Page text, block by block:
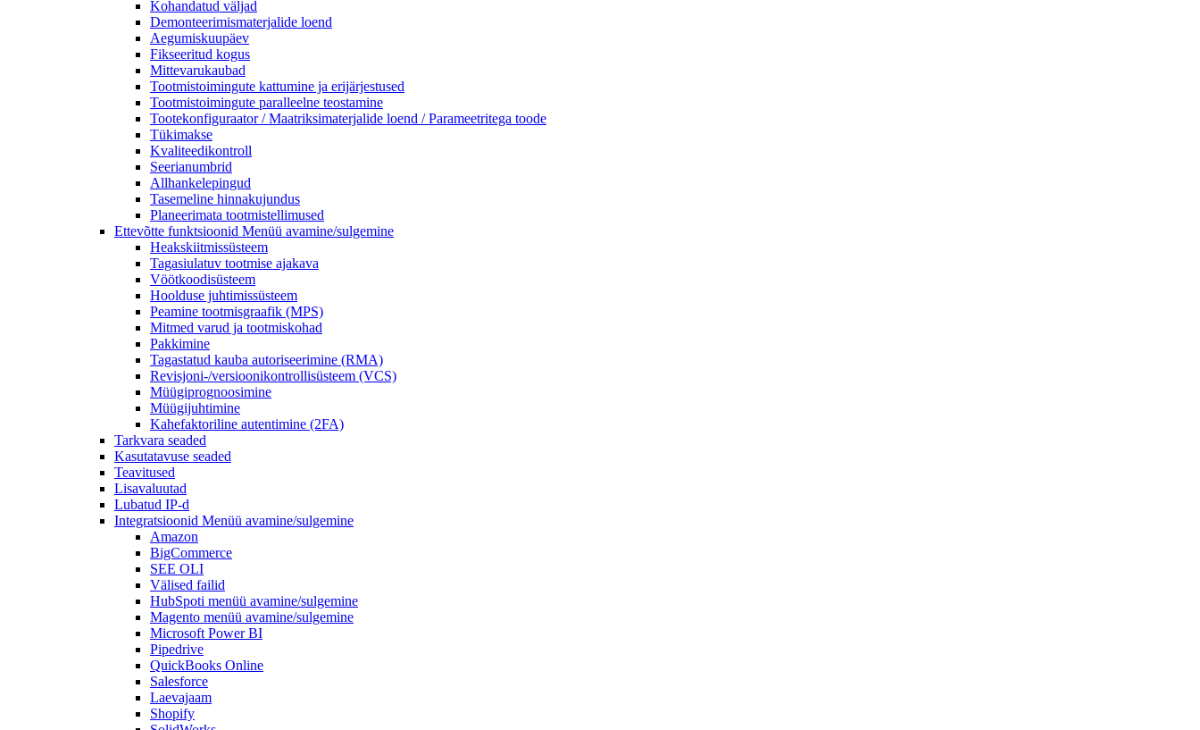
Kohandatud väljad
Demonteerimismaterjalide loend
Aegumiskuupäev
Fikseeritud kogus
Mittevarukaubad
Tootmistoimingute kattumine ja erijärjestused
Tootmistoimingute paralleelne teostamine
Tootekonfiguraator / Maatriksimaterjalide loend / Parameetritega toode
Tükimakse
Kvaliteedikontroll
Seerianumbrid
Allhankelepingud
Tasemeline hinnakujundus
Planeerimata tootmistellimused
Ettevõtte funktsioonid Menüü avamine/sulgemine
Heakskiitmissüsteem
Tagasiulatuv tootmise ajakava
Vöötkoodisüsteem
Hoolduse juhtimissüsteem
Peamine tootmisgraafik (MPS)
Mitmed varud ja tootmiskohad
Pakkimine
Tagastatud kauba autoriseerimine (RMA)
Revisjoni-/versioonikontrollisüsteem (VCS)
Müügiprognoosimine
Müügijuhtimine
Kahefaktoriline autentimine (2FA)
Tarkvara seaded
Kasutatavuse seaded
Teavitused
Lisavaluutad
Lubatud IP-d
Integratsioonid Menüü avamine/sulgemine
Amazon
BigCommerce
SEE OLI
Välised failid
HubSpoti menüü avamine/sulgemine
Magento menüü avamine/sulgemine
Microsoft Power BI
Pipedrive
QuickBooks Online
Salesforce
Laevajaam
Shopify